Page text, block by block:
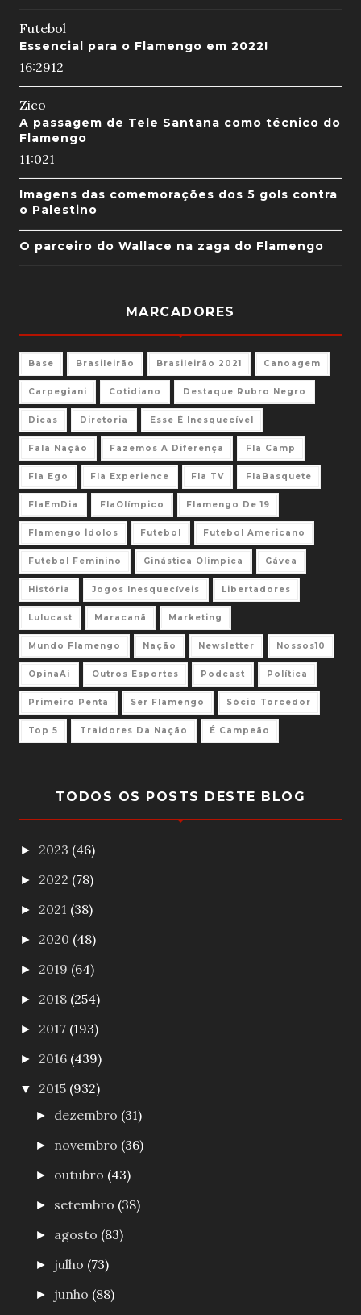
Futebol
Essencial para o Flamengo em 2022!
16:2912
Zico
A passagem de Tele Santana como técnico do
Flamengo
11:021
Imagens das comemorações dos 5 gols contra
o Palestino
O parceiro do Wallace na zaga do Flamengo
MARCADORES
Base Brasileirão Brasileirão 2021 Canoagem
Carpegiani Cotidiano Destaque Rubro Negro
Dicas Diretoria Esse É Inesquecível
Fala Nação Fazemos A Diferença Fla Camp
Fla Ego Fla Experience Fla TV FlaBasquete
FlaEmDia FlaOlímpico Flamengo De 19
Flamengo Ídolos Futebol Futebol Americano
Futebol Feminino Ginástica Olimpica Gávea
História Jogos Inesquecíveis Libertadores
Lulucast Maracanã Marketing
Mundo Flamengo Nação Newsletter Nossos10
OpinaAi Outros Esportes Podcast Política
Primeiro Penta Ser Flamengo Sócio Torcedor
Top 5 Traidores Da Nação É Campeão
TODOS OS POSTS DESTE BLOG
► 2023 (46)
► 2022 (78)
► 2021 (38)
► 2020 (48)
► 2019 (64)
► 2018 (254)
► 2017 (193)
► 2016 (439)
▼ 2015 (932)
► dezembro (31)
► novembro (36)
► outubro (43)
► setembro (38)
► agosto (83)
► julho (73)
► junho (88)